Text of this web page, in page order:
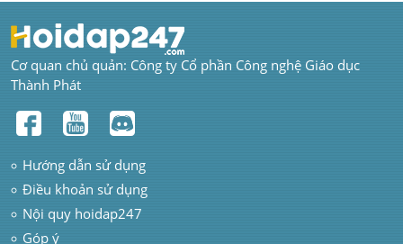
Cơ quan chủ quản: Công ty Cổ phần Công nghệ Giáo dục
Thành Phát
Hướng dẫn sử dụng
Điều khoản sử dụng
Nội quy hoidap247
Góp ý